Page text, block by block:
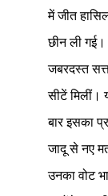
में जीत
छीन ली गई।
जबरदस्त
सीटें मिलीं।
बार इसका
जादू से नए
उनका वोट